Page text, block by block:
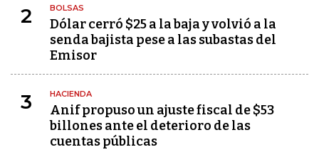
2 BOLSAS
Dólar cerró $25 a la baja y volvió a la
senda bajista pese a las subastas del
Emisor
3 HACIENDA
Anif propuso un ajuste fiscal de $53
billones ante el deterioro de las
cuentas públicas